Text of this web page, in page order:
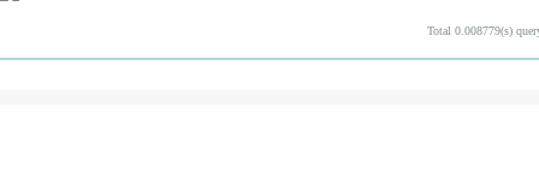
Total 0.008779(s)